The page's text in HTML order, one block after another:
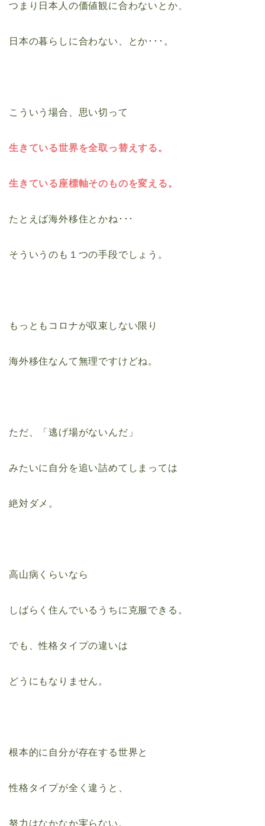
つまり日本人の価値観に合わないとか、
日本の暮らしに合わない、とか･･･。
こういう場合、思い切って
生きている世界を全取っ替えする。
生きている座標軸そのものを変える。
たとえば海外移住とかね･･･
そういうのも１つの手段でしょう。
もっともコロナが収束しない限り
海外移住なんて無理ですけどね。
ただ、「逃げ場がないんだ」
みたいに自分を追い詰めてしまっては
絶対ダメ。
高山病くらいなら
しばらく住んでいるうちに克服できる。
でも、性格タイプの違いは
どうにもなりません。
根本的に自分が存在する世界と
性格タイプが全く違うと、
努力はなかなか実らない。